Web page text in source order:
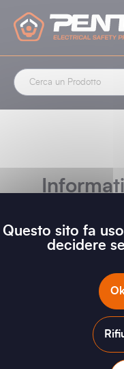
PRIVACY
Questo sito fa
decidere